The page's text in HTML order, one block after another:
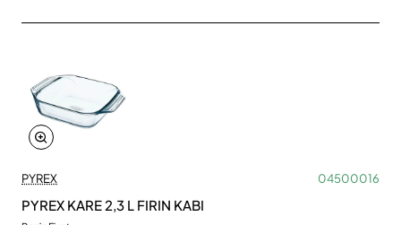
PYREX 04500016
PYREX KARE 2,3 L FIRIN KABI